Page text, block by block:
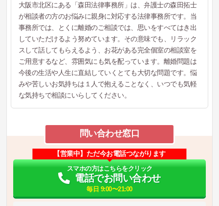
大阪市北区にある「森田法律事務所」は、弁護士の森田拓士
が相談者の方のお悩みに親身に対応する法律事務所です。当
事務所では、とくに離婚のご相談では、思いをすべてはき出
していただけるよう努めています。その意味でも、リラック
スして話してもらえるよう、お花がある完全個室の相談室を
ご用意するなど、雰囲気にも気を配っています。離婚問題は
今後の生活や人生に直結していくとても大切な問題です。悩
みや苦しいお気持ちは１人で抱えることなく、いつでも気軽
な気持ちで相談にいらしてください。
問い合わせ窓口
【営業中】ただ今お電話つながります
スマホの方はこちらをクリック
電話でお問い合わせ
毎日 9:00〜21:00